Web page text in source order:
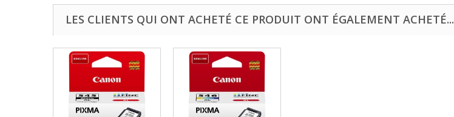
LES CLIENTS QUI ONT ACHETÉ CE PRODUIT ONT ÉGALEMENT ACHETÉ...